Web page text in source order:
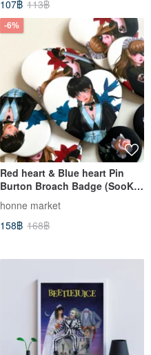
107฿ 113฿
-6%
Red heart & Blue heart Pin
Burton Broach Badge (SooK)
vintage
honne market
158฿ 168฿